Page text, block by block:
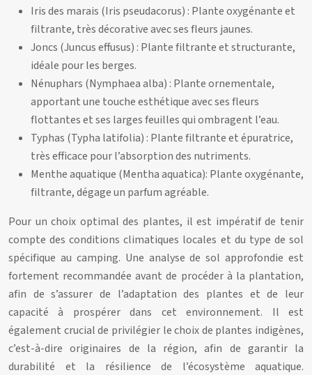
Iris des marais (Iris pseudacorus) : Plante oxygénante et
filtrante, très décorative avec ses fleurs jaunes.
Joncs (Juncus effusus) : Plante filtrante et structurante,
idéale pour les berges.
Nénuphars (Nymphaea alba) : Plante ornementale,
apportant une touche esthétique avec ses fleurs
flottantes et ses larges feuilles qui ombragent l’eau.
Typhas (Typha latifolia) : Plante filtrante et épuratrice,
très efficace pour l’absorption des nutriments.
Menthe aquatique (Mentha aquatica): Plante oxygénante,
filtrante, dégage un parfum agréable.
Pour un choix optimal des plantes, il est impératif de tenir
compte des conditions climatiques locales et du type de sol
spécifique au camping. Une analyse de sol approfondie est
fortement recommandée avant de procéder à la plantation,
afin de s’assurer de l’adaptation des plantes et de leur
capacité à prospérer dans cet environnement. Il est
également crucial de privilégier le choix de plantes indigènes,
c’est-à-dire originaires de la région, afin de garantir la
durabilité et la résilience de l’écosystème aquatique.